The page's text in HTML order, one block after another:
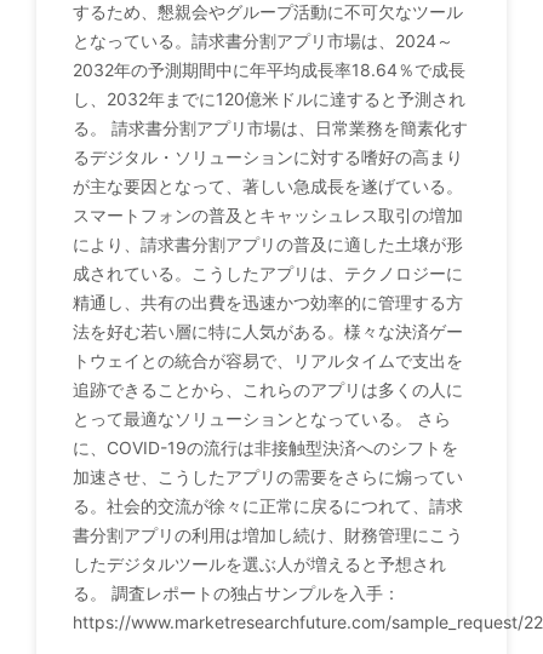
するため、懇親会やグループ活動に不可欠なツール
となっている。請求書分割アプリ市場は、2024～
2032年の予測期間中に年平均成長率18.64％で成長
し、2032年までに120億米ドルに達すると予測され
る。 請求書分割アプリ市場は、日常業務を簡素化す
るデジタル・ソリューションに対する嗜好の高まり
が主な要因となって、著しい急成長を遂げている。
スマートフォンの普及とキャッシュレス取引の増加
により、請求書分割アプリの普及に適した土壌が形
成されている。こうしたアプリは、テクノロジーに
精通し、共有の出費を迅速かつ効率的に管理する方
法を好む若い層に特に人気がある。様々な決済ゲー
トウェイとの統合が容易で、リアルタイムで支出を
追跡できることから、これらのアプリは多くの人に
とって最適なソリューションとなっている。 さら
に、COVID-19の流行は非接触型決済へのシフトを
加速させ、こうしたアプリの需要をさらに煽ってい
る。社会的交流が徐々に正常に戻るにつれて、請求
書分割アプリの利用は増加し続け、財務管理にこう
したデジタルツールを選ぶ人が増えると予想され
る。 調査レポートの独占サンプルを入手：
https://www.marketresearchfuture.com/sample_request/